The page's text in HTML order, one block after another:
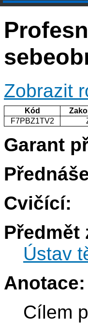
Zobrazit
Kód
F7PBZ1TV2
Garant
Cvičící:
Ústav
Anotace:
Cílem